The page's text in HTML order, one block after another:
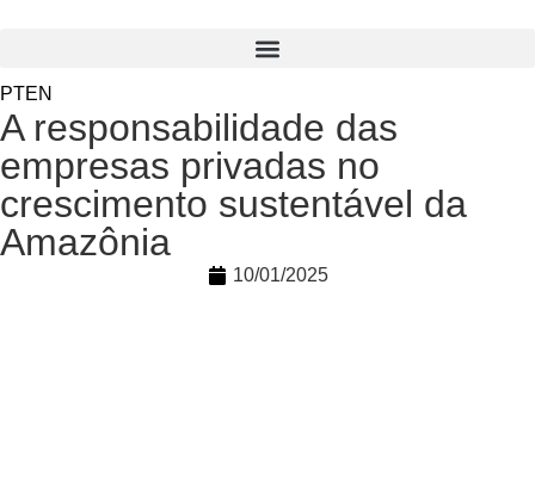
PTEN
A responsabilidade das
empresas privadas no
crescimento sustentável da
Amazônia
10/01/2025